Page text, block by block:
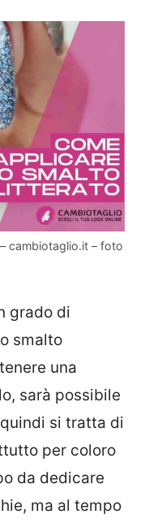
cambiotaglio.it – foto
grado di
smalto
una
sarà possibile
si tratta di
per coloro
da dedicare
ma al tempo